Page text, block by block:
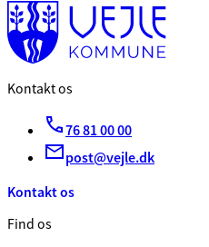
Kontakt os
76 81 00 00
post@vejle.dk
Kontakt os
Find os